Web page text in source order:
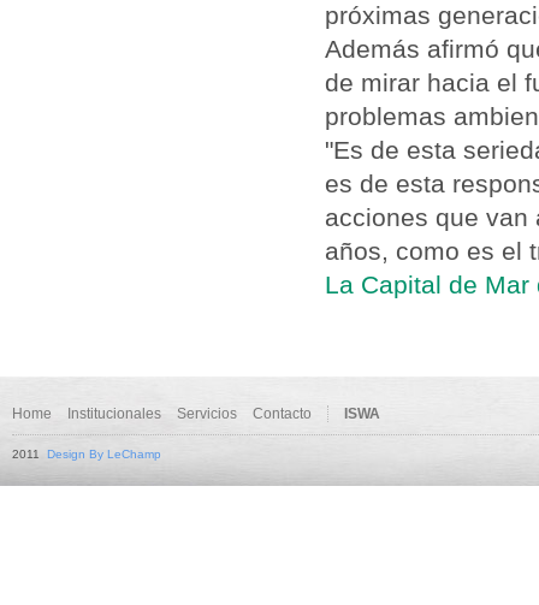
próximas
Además afirmó
de mirar hacia el
problemas
"Es de esta
es de esta
acciones que van
años, como es el
La Capital de
Home Institucionales Servicios Contacto ISWA
2011 Design By LeChamp